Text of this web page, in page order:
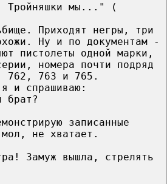
Тройняшки мы..." (
Приходят негры, три
Ну и по документам -
пистолеты одной марки,
номера почти подряд
762, 763 и 765.
и спрашиваю:
брат?
записанные
не хватает.
Замуж вышла, стрелять